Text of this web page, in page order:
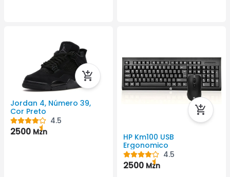
Jordan 4, Número 39,
Cor Preto
4.5
2500 Mzn
HP Km100 USB
Ergonomico
4.5
2500 Mzn